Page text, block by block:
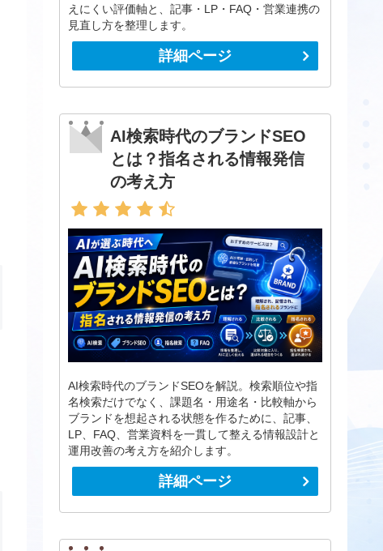
えにくい評価軸と、記事・LP・FAQ・営業連携の
見直し方を整理します。
詳細ページ
AI検索時代のブランドSEO
とは？指名される情報発信
の考え方
AI検索時代のブランドSEOを解説。検索順位や指
名検索だけでなく、課題名・用途名・比較軸から
ブランドを想起される状態を作るために、記事、
LP、FAQ、営業資料を一貫して整える情報設計と
運用改善の考え方を紹介します。
詳細ページ